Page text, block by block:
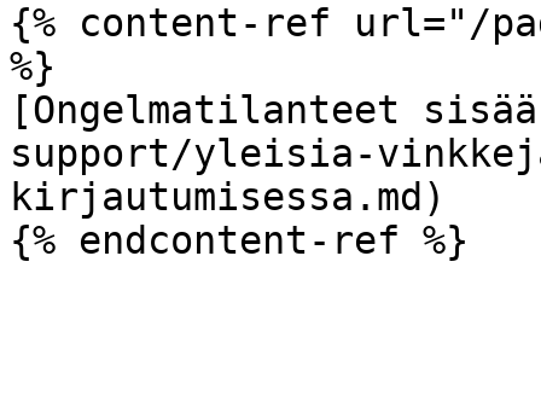
{% content-ref url="/
%}
[Ongelmatilanteet
support/yleisia-
kirjautumisessa.md)